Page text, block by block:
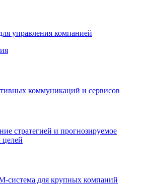
управления компанией
коммуникаций и сервисов
стратегией и прогнозируемое
система для крупных компаний